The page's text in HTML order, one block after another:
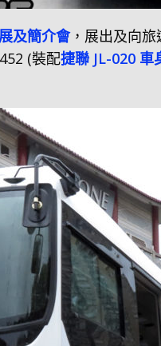
及簡介會，展出及向
(裝配捷聯 JL-020 車